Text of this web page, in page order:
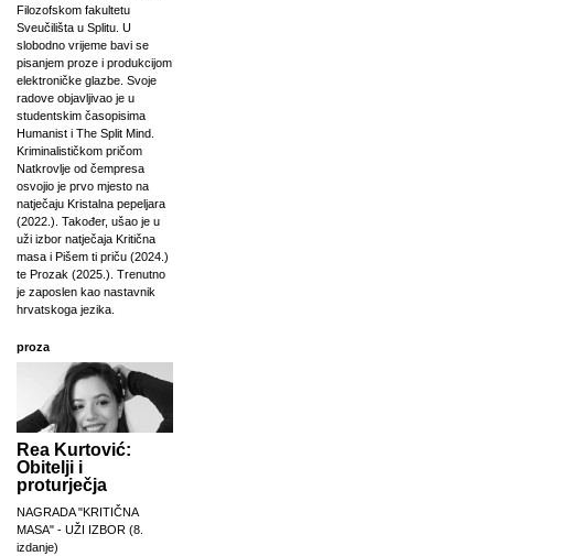
Filozofskom fakultetu
Sveučilišta u Splitu. U
slobodno vrijeme bavi se
pisanjem proze i produkcijom
elektroničke glazbe. Svoje
radove objavljivao je u
studentskim časopisima
Humanist i The Split Mind.
Kriminalističkom pričom
Natkrovlje od čempresa
osvojio je prvo mjesto na
natječaju Kristalna pepeljara
(2022.). Također, ušao je u
uži izbor natječaja Kritična
masa i Pišem ti priču (2024.)
te Prozak (2025.). Trenutno
je zaposlen kao nastavnik
hrvatskoga jezika.
proza
Rea Kurtović:
Obitelji i
proturječja
NAGRADA "KRITIČNA
MASA" - UŽI IZBOR (8.
izdanje)